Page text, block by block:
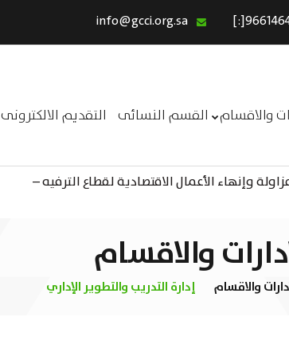
والاقسام القسم النسائى التقديم الالكترونى
الرئيسية
عن الغرفة
القسم النسائى
استبيان معوقات
وإنهاء الأعمال الاقتصادية لقطاع الترفيه –
والاقسام
والاقسام إدارة التدريب والتطوير الإداري